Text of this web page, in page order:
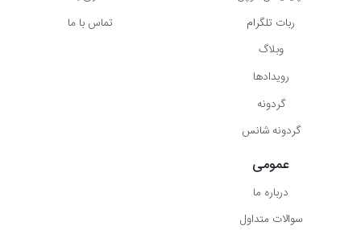
ربات تلگرام
وبلاگ
رویدادها
گردونه
گردونه شانس
تماس با ما
عمومی
درباره ما
سوالات متداول